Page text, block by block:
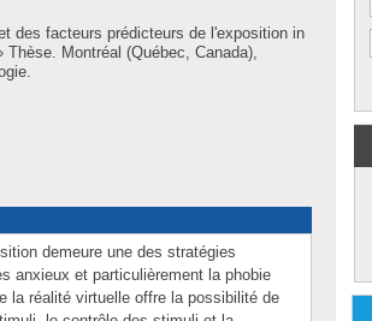
des facteurs prédicteurs de l'exposition in
Montréal (Québec, Canada),
demeure une des stratégies
anxieux et particulièrement la phobie
la réalité virtuelle offre la possibilité de